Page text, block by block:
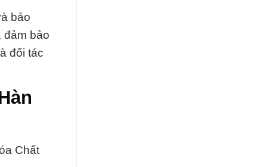
bảo
đảm bảo
đối tác
Chất